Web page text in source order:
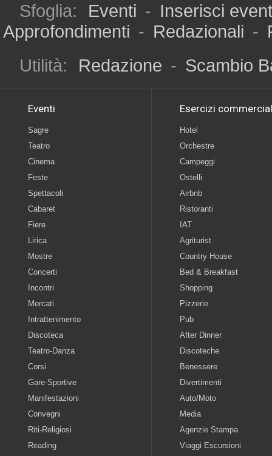
Sfoglia: Eventi - Inserisci
Approfondimenti - Redazionali -
Utilità:
Redazione - Scambio
Eventi
Sagre
Teatro
Cinema
Feste
Spettacoli
Cabaret
Fiere
Lirica
Mostre
Concerti
Incontri
Mercati
Intrattenimento
Discoteca
Teatro-Danza
Corsi
Gare-Sportive
Manifestazioni
Convegni
Riti-Religiosi
Reading
Esercizi
Hotel
Orchestre
Campeggi
Ostelli
Airbnb
Ristoranti
IAT
Agriturist
Country House
Bed & Breakfast
Shopping
Pizzerie
Pub
After Dinner
Discoteche
Benessere
Divertimenti
Auto/Moto
Media
Agenzie Stampa
Viaggi Escursioni